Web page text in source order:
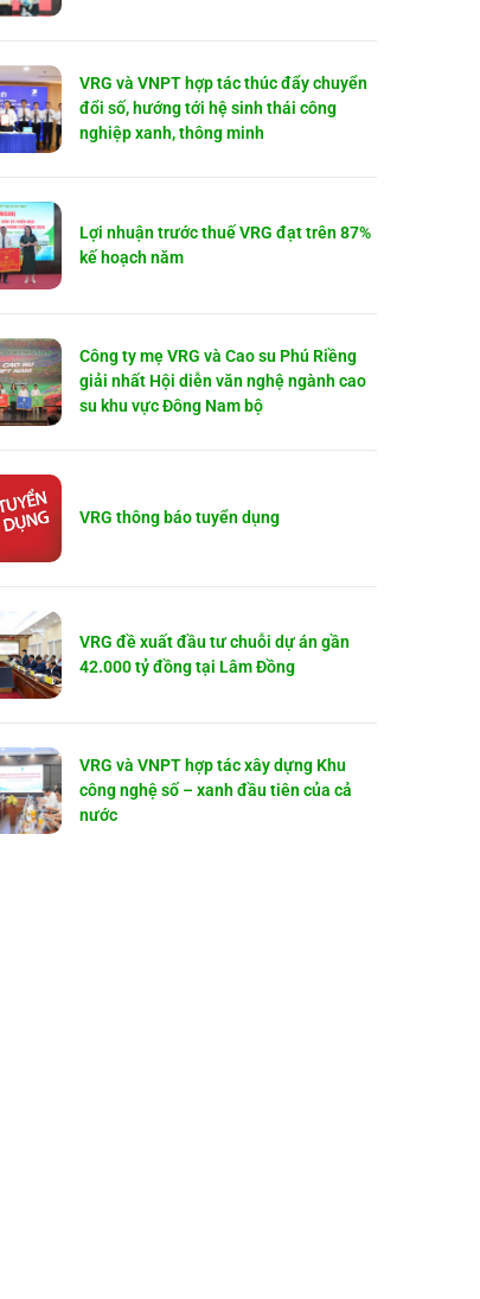
VRG và VNPT hợp tác thúc đẩy chuyển
đổi số, hướng tới hệ sinh thái công
nghiệp xanh, thông minh
Lợi nhuận trước thuế VRG đạt trên 87%
kế hoạch năm
Công ty mẹ VRG và Cao su Phú Riềng
giải nhất Hội diễn văn nghệ ngành cao
su khu vực Đông Nam bộ
VRG thông báo tuyển dụng
VRG đề xuất đầu tư chuỗi dự án gần
42.000 tỷ đồng tại Lâm Đồng
VRG và VNPT hợp tác xây dựng Khu
công nghệ số – xanh đầu tiên của cả
nước